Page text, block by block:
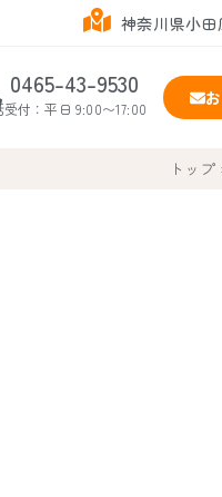
神奈川県小田
0465-43-9530
受付：平日 9:00〜17:00
トップ